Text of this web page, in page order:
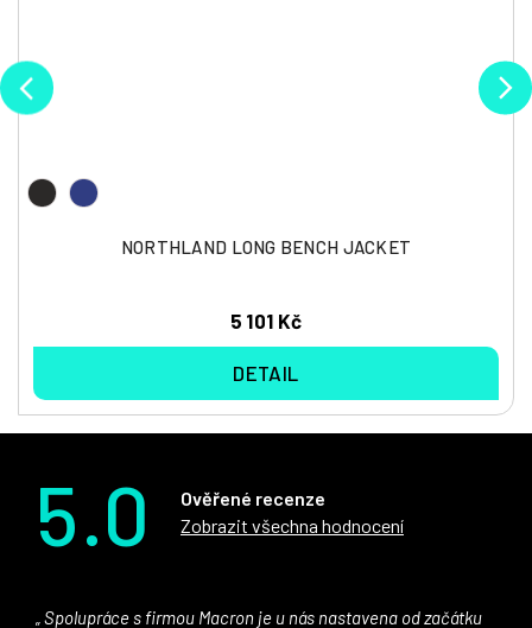
NORTHLAND LONG BENCH JACKET
5 101 Kč
DETAIL
5.0
Ověřené recenze
Zobrazit všechna hodnocení